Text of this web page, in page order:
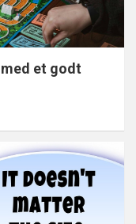
et godt